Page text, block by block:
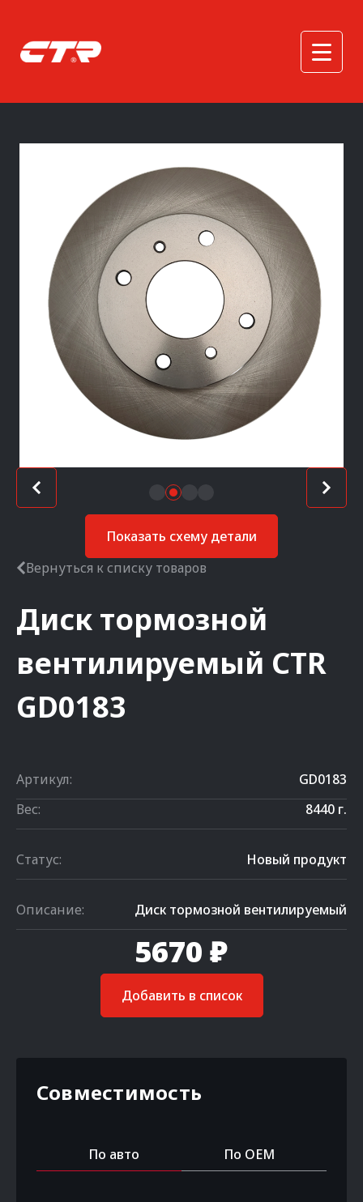
Показать схему детали
Вернуться к списку товаров
Диск тормозной
вентилируемый CTR
GD0183
Артикул:
GD0183
Вес:
8440 г.
Статус: Новый продукт
Описание: Диск тормозной вентилируемый
5670 ₽
Добавить в список
Совместимость
По авто По OEM